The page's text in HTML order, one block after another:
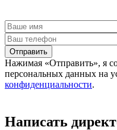
Отправить
Нажимая «Отправить», я
персональных данных на
конфиденциальности.
Написать